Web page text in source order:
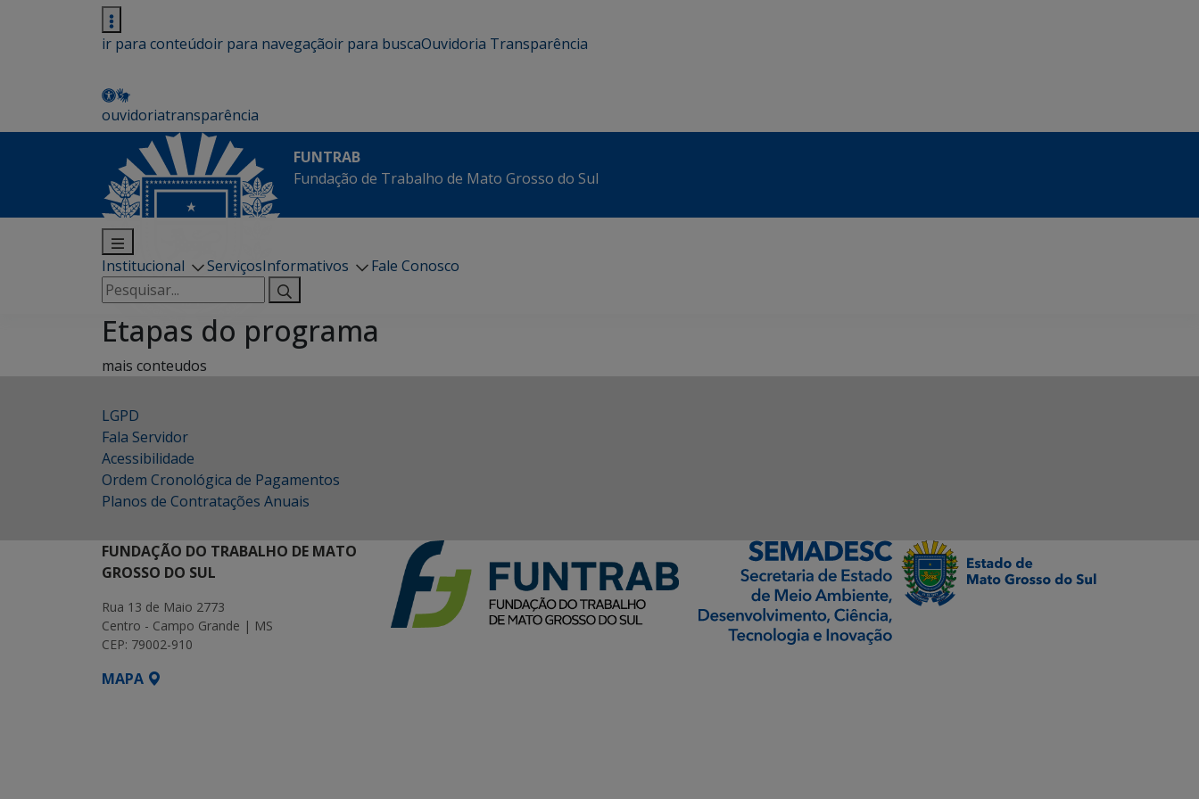
ir para conteúdoir para navegaçãoir para buscaOuvidoria Transparência
ouvidoriatransparência
FUNTRAB
Fundação de Trabalho de Mato Grosso do Sul
Institucional ServiçosInformativos
Fale Conosco
Pesquisar
por:
Etapas do programa
mais conteudos
LGPD
Fala Servidor
Acessibilidade
Ordem Cronológica de Pagamentos
Planos de Contratações Anuais
FUNDAÇÃO DO TRABALHO DE MATO
GROSSO DO SUL
Rua 13 de Maio 2773
Centro - Campo Grande | MS
CEP: 79002-910
MAPA